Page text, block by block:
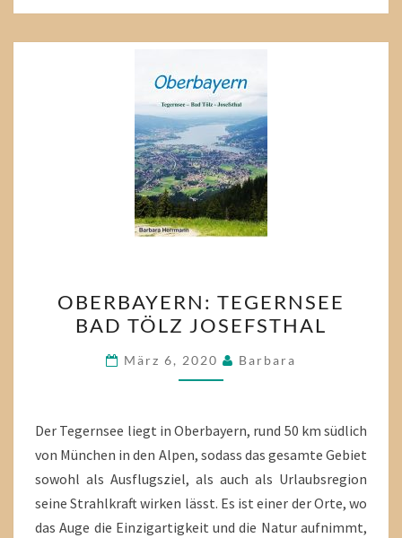
TEGERNSEE
BAD
TÖLZ
JOSEFSTHAL
OBERBAYERN: TEGERNSEE
BAD TÖLZ JOSEFSTHAL
März 6, 2020 Barbara
Der Tegernsee liegt in Oberbayern, rund 50 km südlich
von München in den Alpen, sodass das gesamte Gebiet
sowohl als Ausflugsziel, als auch als Urlaubsregion
seine Strahlkraft wirken lässt. Es ist einer der Orte, wo
das Auge die Einzigartigkeit und die Natur aufnimmt,